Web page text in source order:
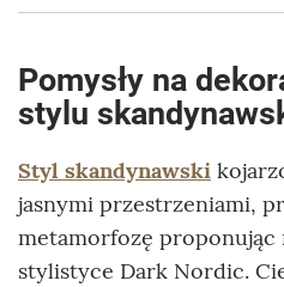
Pomysły na
stylu
Styl skandynawski
jasnymi przestrzeniami,
metamorfozę proponując
stylistyce Dark Nordic.